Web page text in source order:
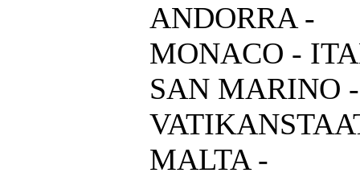
ANDORRA -
MONACO -
SAN MARINO -
MALTA -